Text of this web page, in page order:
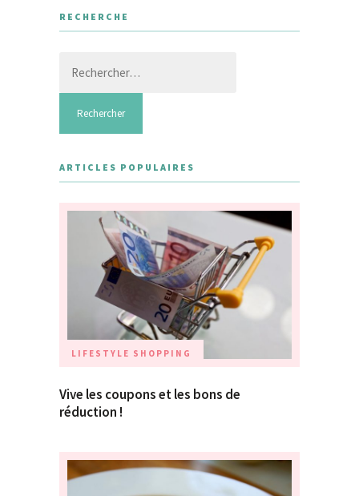
RECHERCHE
ARTICLES POPULAIRES
LIFESTYLE SHOPPING
Vive les coupons et les bons de
réduction !